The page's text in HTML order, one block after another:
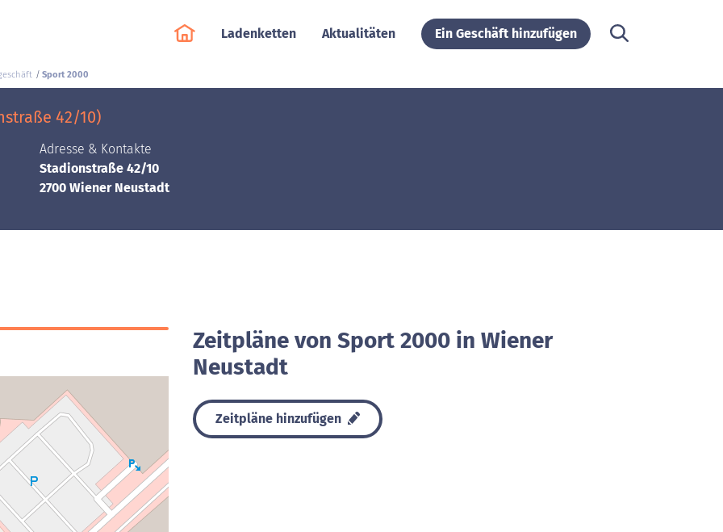
Ladenketten Aktualitäten Ein Geschäft hinzufügen
Sport 2000
42/10)
Adresse & Kontakte
Stadionstraße 42/10
2700 Wiener Neustadt
Zeitpläne von Sport 2000 in Wiener
Neustadt
Zeitpläne hinzufügen